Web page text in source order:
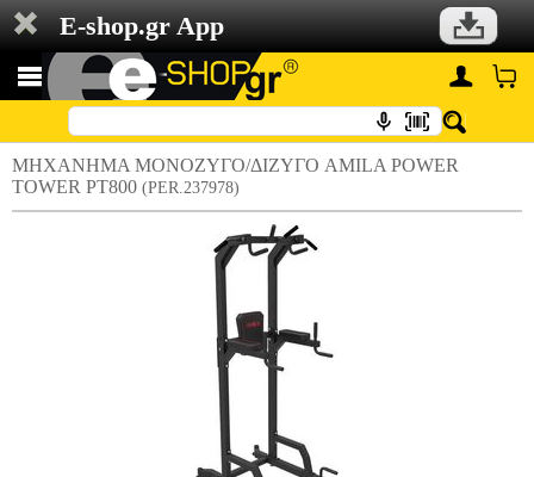
E-shop.gr App
ΜΗΧΑΝΗΜΑ ΜΟΝΟΖΥΓΟ/ΔΙΖΥΓΟ AMILA POWER
TOWER PT800 (PER.237978)